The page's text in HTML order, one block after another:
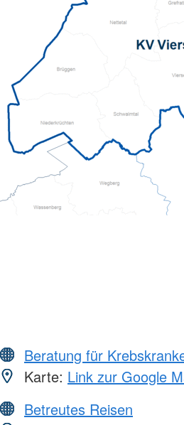
Beratung für
Karte: Link zur Google
Betreutes Reisen